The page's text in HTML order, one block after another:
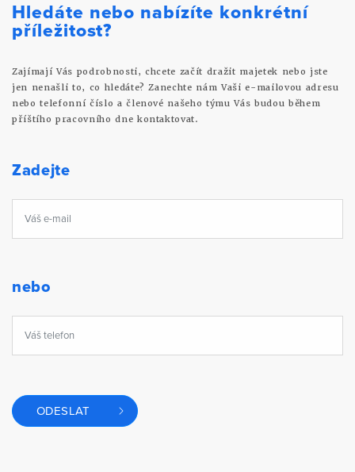
Hledáte nebo nabízíte konkrétní
příležitost?
Zajímají Vás podrobnosti, chcete začít dražit majetek nebo jste
jen nenašli to, co hledáte? Zanechte nám Vaši e-mailovou adresu
nebo telefonní číslo a členové našeho týmu Vás budou během
příštího pracovního dne kontaktovat.
Zadejte
nebo
ODESLAT